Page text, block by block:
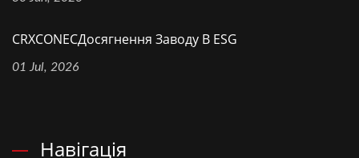
CRXCONECДосягнення Заводу В ESG
01 Jul, 2026
Навігація